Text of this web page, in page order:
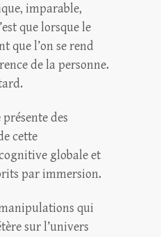
imparable,
que lorsque le
que l’on se rend
de la personne.
des
cette
globale et
par immersion.
qui
sur l’univers